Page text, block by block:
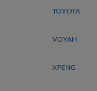
TOYOTA
VOYAH
XPENG